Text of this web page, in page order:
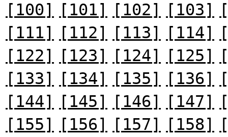
[100]
[101] [102] [103]
[111]
[112] [113] [114]
[122]
[123] [124] [125]
[133]
[134] [135] [136]
[144]
[145] [146] [147]
[155]
[156] [157] [158]